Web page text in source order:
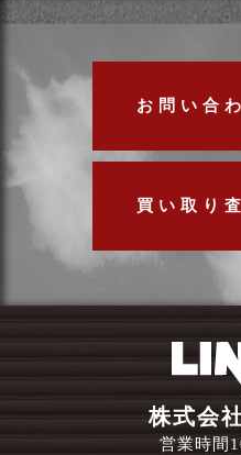
お問い合
買い取り
株式会
営業時間